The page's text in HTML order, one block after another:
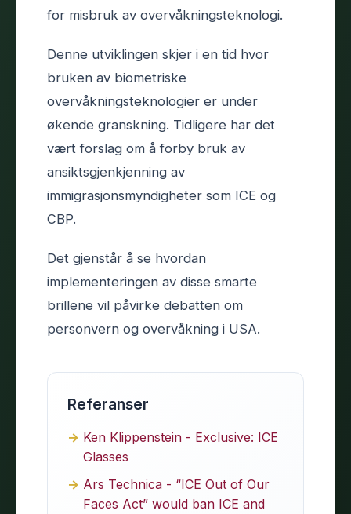
for misbruk av overvåkningsteknologi.
Denne utviklingen skjer i en tid hvor
bruken av biometriske
overvåkningsteknologier er under
økende granskning. Tidligere har det
vært forslag om å forby bruk av
ansiktsgjenkjenning av
immigrasjonsmyndigheter som ICE og
CBP.
Det gjenstår å se hvordan
implementeringen av disse smarte
brillene vil påvirke debatten om
personvern og overvåkning i USA.
Referanser
Ken Klippenstein - Exclusive: ICE
Glasses
Ars Technica - “ICE Out of Our
Faces Act” would ban ICE and